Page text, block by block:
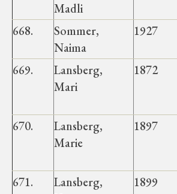
Madli
668.
Sommer,
Naima
1927
669.
Lansberg,
Mari
1872
670.
Lansberg,
Marie
1897
671.
Lansberg,
1899